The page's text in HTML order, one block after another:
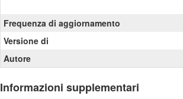
Frequenza di aggiornamento
Versione di
Autore
Informazioni supplementari